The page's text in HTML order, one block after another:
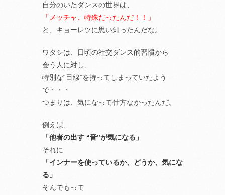
自分のいたダンスの世界は、
「メッチャ、特殊だったんだ！！」
と、キョーレツに思い知ったんだな。
ワタシは、日頃の社交ダンス的習慣から
会う人に対し、
特別な“目線”を持ってしまっていたよう
で・・・
つまりは、気になって仕方なかったんだ。
例えば、
「他者の出す “音”が気になる」
それに
「インナーを使っているか、どうか、気にな
る」
そんでもって